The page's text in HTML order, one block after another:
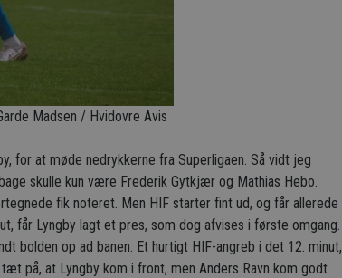
Madsen / Hvidovre Avis
for at møde nedrykkerne fra Superligaen. Så vidt jeg
skulle kun være Frederik Gytkjær og Mathias Hebo.
fik noteret. Men HIF starter fint ud, og får allerede
får Lyngby lagt et pres, som dog afvises i første omgang.
bolden op ad banen. Et hurtigt HIF-angreb i det 12. minut,
på, at Lyngby kom i front, men Anders Ravn kom godt